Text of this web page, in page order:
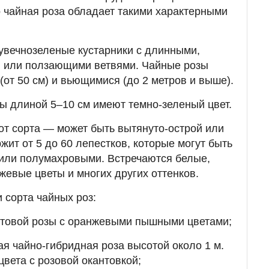
чайная роза обладает такими характерными
кустарники с длинными,
ползающими ветвями. Чайные розы
50 см) и вьющимися (до 2 метров и выше).
длиной 5–10 см имеют темно-зеленый цвет.
сорта — может быть вытянуто-острой или
от 5 до 60 лепестков, которые могут быть
полумахровыми. Встречаются белые,
цветы и многих других оттенков.
чайных роз:
розы с оранжевыми пышными цветами;
чайно-гибридная роза высотой около 1 м.
с розовой окантовкой;